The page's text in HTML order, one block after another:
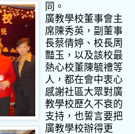
同。
廣教學校董事會主
席陳秀英，副董事
長蔡倩婷、校長周
豔玉，以及該校最
熱心校董陳毓禮等
人，都在會中衷心
感謝社區大眾對廣
教學校歷久不衰的
支持，也誓言要把
廣教學校辦得更